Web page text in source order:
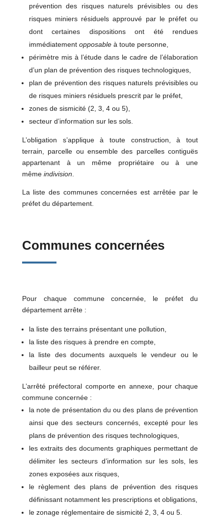
prévention des risques naturels prévisibles ou des
risques miniers résiduels approuvé par le préfet ou
dont certaines dispositions ont été rendues
immédiatement opposableà toute personne,
périmètre mis à l’étude dans le cadre de l’élaboration
d’un plan de prévention des risques technologiques,
plan de prévention des risques naturels prévisibles ou
de risques miniers résiduels prescrit par le préfet,
zones de sismicité (2, 3, 4 ou 5),
secteur d’information sur les sols.
L’obligation s’applique à toute construction, à tout
terrain, parcelle ou ensemble des parcelles contiguës
appartenant à un même propriétaire ou à une
même indivision
La liste des communes concernées est arrêtée par le
préfet du département.
Communes concernées
Pour chaque commune concernée, le préfet du
département arrête :
la liste des terrains présentant une pollution,
la liste des risques à prendre en compte,
la liste des documents auxquels le vendeur ou le
bailleur peut se référer.
L’arrêté préfectoral comporte en annexe, pour chaque
commune concernée :
la note de présentation du ou des plans de prévention
ainsi que des secteurs concernés, excepté pour les
plans de prévention des risques technologiques,
les extraits des documents graphiques permettant de
délimiter les secteurs d’information sur les sols, les
zones exposées aux risques,
le règlement des plans de prévention des risques
définissant notamment les prescriptions et obligations,
le zonage réglementaire de sismicité 2, 3, 4 ou 5.